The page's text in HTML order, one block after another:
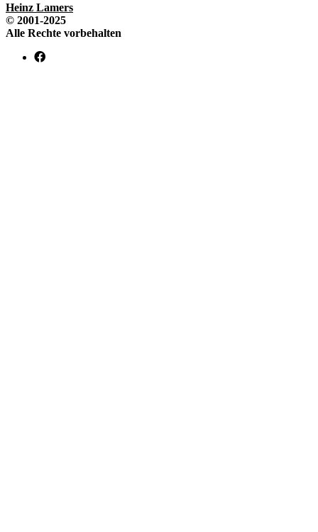
Heinz Lamers
© 2001-2025
Alle Rechte vorbehalten